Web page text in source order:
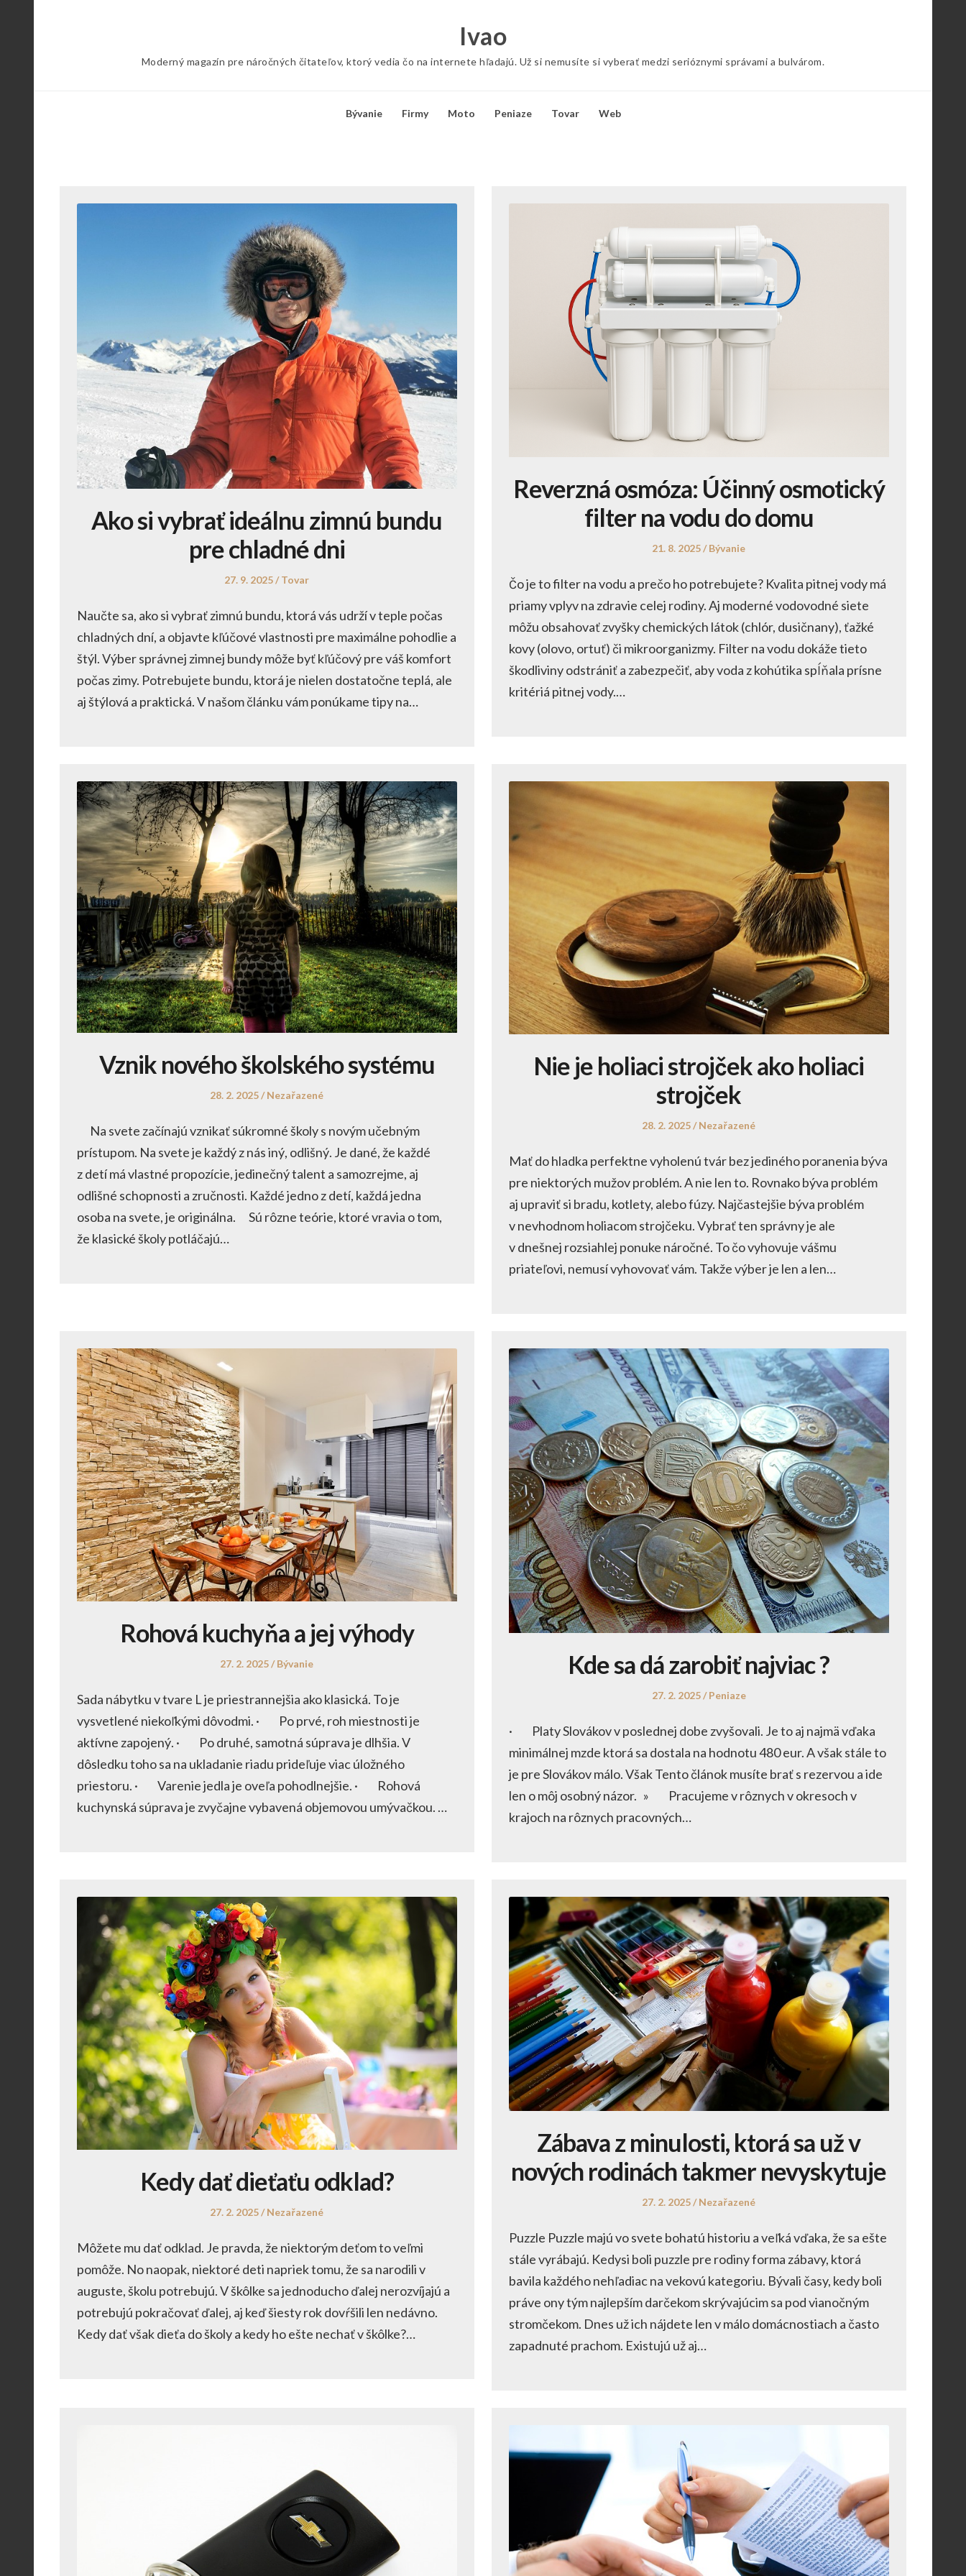
Ivao
Moderný magazín pre náročných čitateľov, ktorý vedia čo na internete hľadajú. Už si nemusíte si vyberať medzi serióznymi správami a bulvárom.
Bývanie Firmy Moto Peniaze Tovar Web
Ako si vybrať ideálnu zimnú bundu
pre chladné dni
Posted
27. 9. 2025
Posted
Tovar
Naučte sa, ako si vybrať zimnú bundu, ktorá vás udrží v teple počas
chladných dní, a objavte kľúčové vlastnosti pre maximálne pohodlie a
štýl. Výber správnej zimnej bundy môže byť kľúčový pre váš komfort
počas zimy. Potrebujete bundu, ktorá je nielen dostatočne teplá, ale
aj štýlová a praktická. V našom článku vám ponúkame tipy na…
Reverzná osmóza: Účinný osmotický
filter na vodu do domu
Posted
21. 8. 2025
Posted
Bývanie
Čo je to filter na vodu a prečo ho potrebujete? Kvalita pitnej vody má
priamy vplyv na zdravie celej rodiny. Aj moderné vodovodné siete
môžu obsahovať zvyšky chemických látok (chlór, dusičnany), ťažké
kovy (olovo, ortuť) či mikroorganizmy. Filter na vodu dokáže tieto
škodliviny odstrániť a zabezpečiť, aby voda z kohútika spĺňala prísne
kritériá pitnej vody.…
Vznik nového školského systému
Posted
28. 2. 2025
Posted
Nezařazené
Na svete začínajú vznikať súkromné školy s novým učebným
prístupom. Na svete je každý z nás iný, odlišný. Je dané, že každé
z detí má vlastné propozície, jedinečný talent a samozrejme, aj
odlišné schopnosti a zručnosti. Každé jedno z detí, každá jedna
osoba na svete, je originálna. Sú rôzne teórie, ktoré vravia o tom,
že klasické školy potláčajú…
Nie je holiaci strojček ako holiaci
strojček
Posted
28. 2. 2025
Posted
Nezařazené
Mať do hladka perfektne vyholenú tvár bez jediného poranenia býva
pre niektorých mužov problém. A nie len to. Rovnako býva problém
aj upraviť si bradu, kotlety, alebo fúzy. Najčastejšie býva problém
v nevhodnom holiacom strojčeku. Vybrať ten správny je ale
v dnešnej rozsiahlej ponuke náročné. To čo vyhovuje vášmu
priateľovi, nemusí vyhovovať vám. Takže výber je len a len…
Rohová kuchyňa a jej výhody
Posted
27. 2. 2025
Posted
Bývanie
Sada nábytku v tvare L je priestrannejšia ako klasická. To je
vysvetlené niekoľkými dôvodmi. · Po prvé, roh miestnosti je
aktívne zapojený. · Po druhé, samotná súprava je dlhšia. V
dôsledku toho sa na ukladanie riadu prideľuje viac úložného
priestoru. · Varenie jedla je oveľa pohodlnejšie. · Rohová
kuchynská súprava je zvyčajne vybavená objemovou umývačkou. …
Kde sa dá zarobiť najviac ?
Posted
27. 2. 2025
Posted
Peniaze
· Platy Slovákov v poslednej dobe zvyšovali. Je to aj najmä vďaka
minimálnej mzde ktorá sa dostala na hodnotu 480 eur. A však stále to
je pre Slovákov málo. Však Tento článok musíte brať s rezervou a ide
len o môj osobný názor. » Pracujeme v rôznych v okresoch v
krajoch na rôznych pracovných…
Kedy dať dieťaťu odklad?
Posted
27. 2. 2025
Posted
Nezařazené
Môžete mu dať odklad. Je pravda, že niektorým deťom to veľmi
pomôže. No naopak, niektoré deti napriek tomu, že sa narodili v
auguste, školu potrebujú. V škôlke sa jednoducho ďalej nerozvíjajú a
potrebujú pokračovať ďalej, aj keď šiesty rok dovŕšili len nedávno.
Kedy dať však dieťa do školy a kedy ho ešte nechať v škôlke?…
Zábava z minulosti, ktorá sa už v
nových rodinách takmer nevyskytuje
Posted
27. 2. 2025
Posted
Nezařazené
Puzzle Puzzle majú vo svete bohatú historiu a veľká vďaka, že sa ešte
stále vyrábajú. Kedysi boli puzzle pre rodiny forma zábavy, ktorá
bavila každého nehľadiac na vekovú kategoriu. Bývali časy, kedy boli
práve ony tým najlepším darčekom skrývajúcim sa pod vianočným
stromčekom. Dnes už ich nájdete len v málo domácnostiach a často
zapadnuté prachom. Existujú už aj…